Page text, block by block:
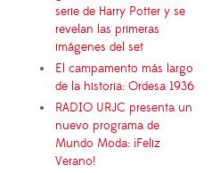
serie de Harry Potter y se
revelan las primeras
imágenes del set
El campamento más largo
de la historia: Ordesa 1936
RADIO URJC presenta un
nuevo programa de
Mundo Moda: ¡Feliz
Verano!